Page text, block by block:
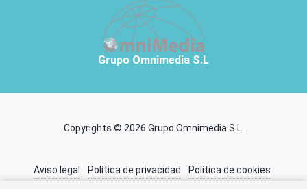
Grupo Omnimedia S.L
Copyrights © 2026 Grupo Omnimedia S.L.
Aviso legal Política de privacidad
Política de cookies